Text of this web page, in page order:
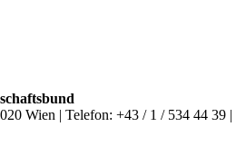
Wien | Telefon: +43 / 1 / 534 44 39 |